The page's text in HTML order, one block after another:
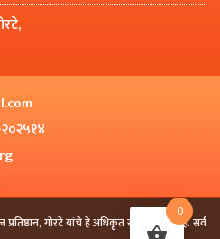
प्रतिष्ठान, गोरटे यांचे हे अधिकृत संकेतस्थळ आहे. सर्व
0